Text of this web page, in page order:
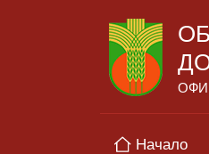
Начало